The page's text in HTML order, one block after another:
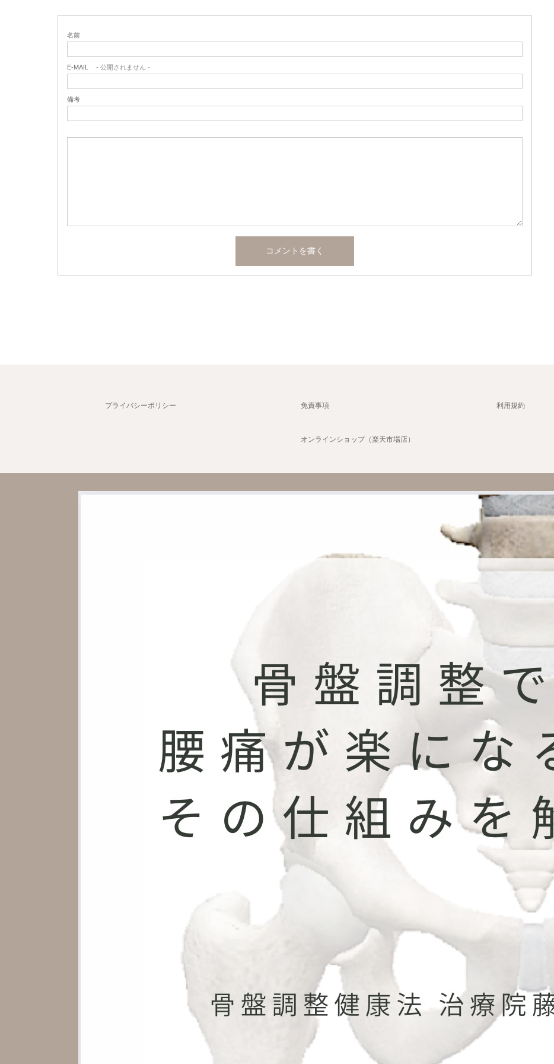
名前
E-MAIL - 公開されません -
備考
プライバシーポリシー 免責事項 利用規約
オンラインショップ（楽天市場店）